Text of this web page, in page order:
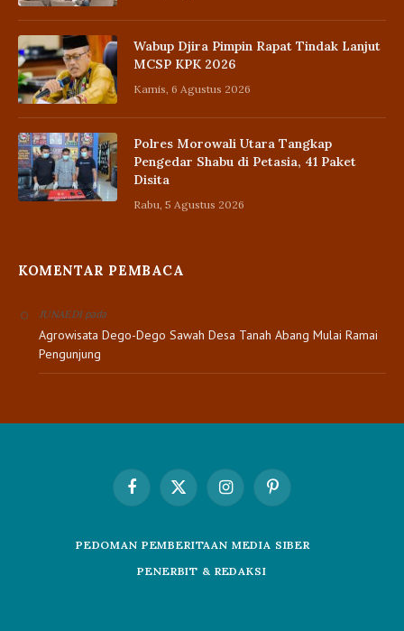
Wabup Djira Pimpin Rapat Tindak Lanjut
MCSP KPK 2026
Kamis, 6 Agustus 2026
Polres Morowali Utara Tangkap
Pengedar Shabu di Petasia, 41 Paket
Disita
Rabu, 5 Agustus 2026
KOMENTAR PEMBACA
JUNAEDIpada
Agrowisata Dego-Dego Sawah Desa Tanah Abang Mulai Ramai
Pengunjung
FacebookX
InstagramPinterest
PEDOMAN PEMBERITAAN MEDIA SIBER
PENERBIT & REDAKSI